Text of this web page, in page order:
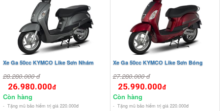
Xe Ga 50cc KYMCO Like Sơn Nhám
28.280.000 đ
26.980.000đ
Còn hàng
- Tặng mũ bảo hiểm trị giá 220.000đ
Xe Ga 50cc KYMCO Like Sơn Bóng
27.280.000 đ
25.990.000đ
Còn hàng
- Tặng mũ bảo hiểm trị giá 220.000đ